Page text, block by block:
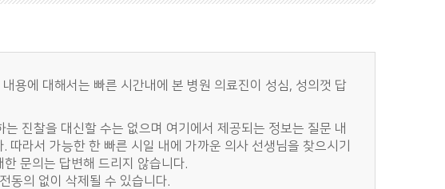
용에 대해서는 빠른 시간내에 본 병원 의료진이 성심, 성의껏 답
진찰을 대신할 수는 없으며 여기에서 제공되는 정보는 질문 내
라서 가능한 한 빠른 시일 내에 가까운 의사 선생님을 찾으시기
문의는 답변해 드리지 않습니다.
동의 없이 삭제될 수 있습니다.